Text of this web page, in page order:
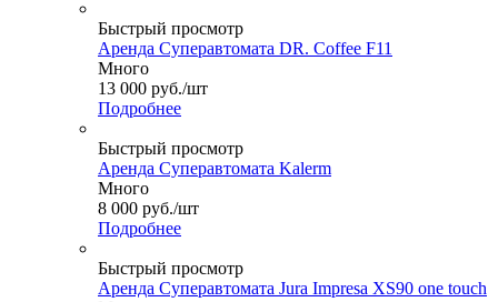
Быстрый просмотр
Аренда Суперавтомата DR. Coffee F11
Много
13 000 руб./шт
Подробнее
Быстрый просмотр
Аренда Суперавтомата Kalerm
Много
8 000 руб./шт
Подробнее
Быстрый просмотр
Аренда Суперавтомата Jura Impresa XS90 one touch